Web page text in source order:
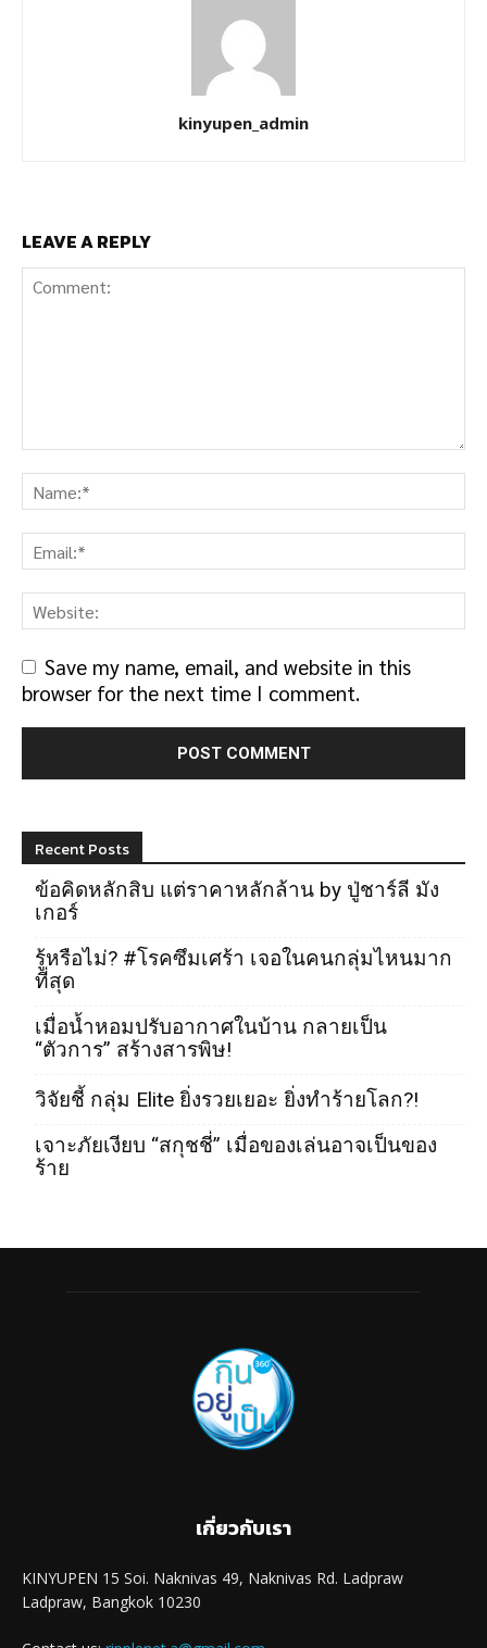
kinyupen_admin
LEAVE A REPLY
Save my name, email, and website in this
browser for the next time I comment.
Recent Posts
ข้อคิดหลักสิบ แต่ราคาหลักล้าน by ปู่ชาร์ลี มัง
เกอร์
รู้หรือไม่? #โรคซึมเศร้า เจอในคนกลุ่มไหนมาก
ที่สุด
เมื่อน้ำหอมปรับอากาศในบ้าน กลายเป็น
“ตัวการ” สร้างสารพิษ!
วิจัยชี้ กลุ่ม Elite ยิ่งรวยเยอะ ยิ่งทำร้ายโลก?!
เจาะภัยเงียบ “สกุชชี่” เมื่อของเล่นอาจเป็นของ
ร้าย
เกี่ยวกับเรา
KINYUPEN 15 Soi. Naknivas 49, Naknivas Rd. Ladpraw
Ladpraw, Bangkok 10230